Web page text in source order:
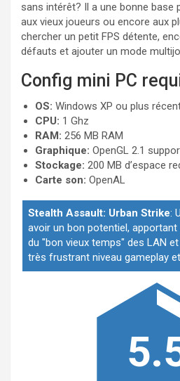
sans intérêt? Il a une bonne base
aux vieux joueurs ou encore aux
chercher un petit FPS détente,
défauts et ajouter un mode
Config mini PC
OS: Windows XP ou plus
CPU: 1 Ghz
RAM: 256 MB RAM
Graphique: OpenGL 2.1
Stockage: 200 MB d’espace
Carte son: OpenAL
Stealth Assault: Urban Strike:
avoir un bon potentiel,
du "bon vieux temps" des LAN
très frustrant niveau gameplay